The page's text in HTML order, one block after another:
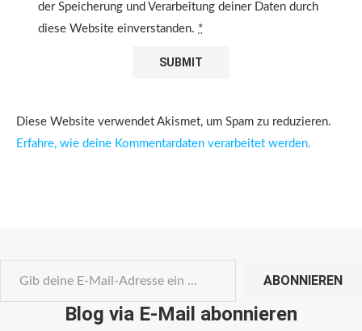
der Speicherung und Verarbeitung deiner Daten durch
diese Website einverstanden. *
Diese Website verwendet Akismet, um Spam zu reduzieren.
Erfahre, wie deine Kommentardaten verarbeitet werden.
ABONNIEREN
Blog via E-Mail abonnieren